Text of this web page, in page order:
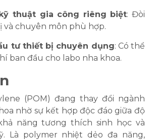
thuật gia công riêng biệt: Đòi
và chuyên môn phù hợp.
tư thiết bị chuyên dụng: Có thể
ban đầu cho labo nha khoa.
(POM) đang thay đổi ngành
nhờ sự kết hợp độc đáo giữa độ
năng tương thích sinh học và
Là polymer nhiệt dẻo đa năng,